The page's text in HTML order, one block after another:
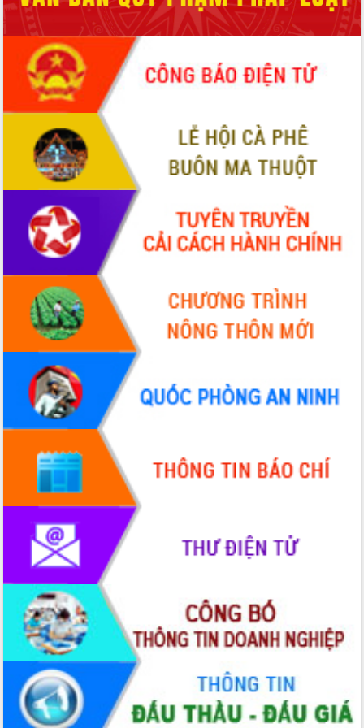
món ăn từ sầu riêng
Đắk Lắk công bố Quy hoạch và xúc
tiến đầu tư tỉnh
Ngành cá ngừ Đắk Lắk chủ động thích
ứng để giữ vững thị trường xuất khẩu
Diễn đàn Kinh tế tư nhân Việt Nam đột
phá cơ chế - Hợp tác công tư
Đề án 06 tạo bước ngoặt đột phá trong
cải cách hành chính tỉnh Đắk Lắk
Kết nối tour, đẩy mạnh chuyển đổi số
để phát triển du lịch Đắk Lắk
Khởi động Dự án Đầu tư xây dựng hạ
tầng kỹ thuật Cụm công nghiệp Tân
Tiến
Gặp mặt các cơ quan báo chí nhân Kỷ
niệm 101 năm Ngày Báo chí Cách
mạng Việt Nam
Đắk Lắk sơ kết 4 năm triển khai thực
hiện Đề án 06 của Chính phủ
Họp báo thông tin về Hội nghị Công bố
Quy hoạch và Xúc tiến đầu tư tỉnh Đắk
Lắk
Khơi thông điểm nghẽn, đẩy nhanh
giải ngân vốn khắc phục thiên tai
HĐND tỉnh thông qua điều chỉnh Quy
hoạch tỉnh thời kỳ 2021-2030
Hội thảo góp ý hồ sơ điều chỉnh quy
hoạch tỉnh Đắk Lắk thời kỳ 2021-2030,
tầm nhìn đến năm 2050
Nâng cao hiệu quả hoạt động của các
doanh nghiệp nhà nước
Hội nghị triển khai kết nối mạng
truyền số liệu chuyên dùng phục vụ cơ
quan Đảng, Nhà nước
Lễ phát động chuỗi hoạt động chung
tay làm sạch môi trường
Xã Ea Kar bước chuyển mình trong
công tác cải cách hành chính mô hình
mới
UBND tỉnh họp báo định kỳ tháng 4
năm 2026